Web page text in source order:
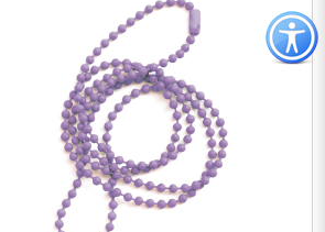
כפתור
לפתיחת
תפריט
נגישות